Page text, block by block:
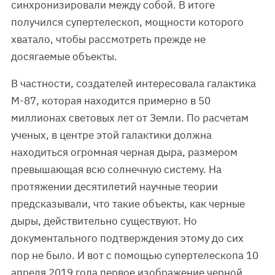
синхронизировали между собой. В итоге
получился супертелескоп, мощности которого
хватало, чтобы рассмотреть прежде не
досягаемые объекты.
В частности, создателей интересовала галактика
М-87, которая находится примерно в 50
миллионах световых лет от Земли. По расчетам
ученых, в центре этой галактики должна
находиться огромная черная дыра, размером
превышающая всю солнечную систему. На
протяжении десятилетий научные теории
предсказывали, что такие объекты, как черные
дыры, действительно существуют. Но
документального подтверждения этому до сих
пор не было. И вот с помощью супертелескопа 10